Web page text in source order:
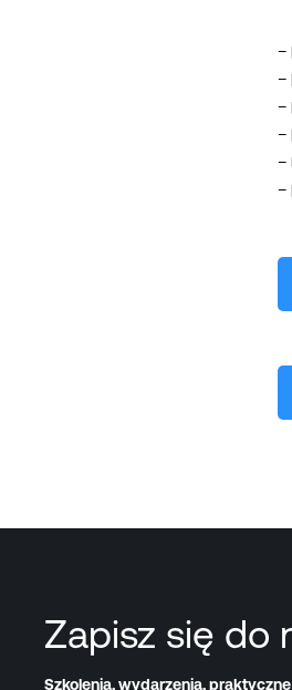
–
–
–
–
–
–
Zapisz się do
Szkolenia, wydarzenia,